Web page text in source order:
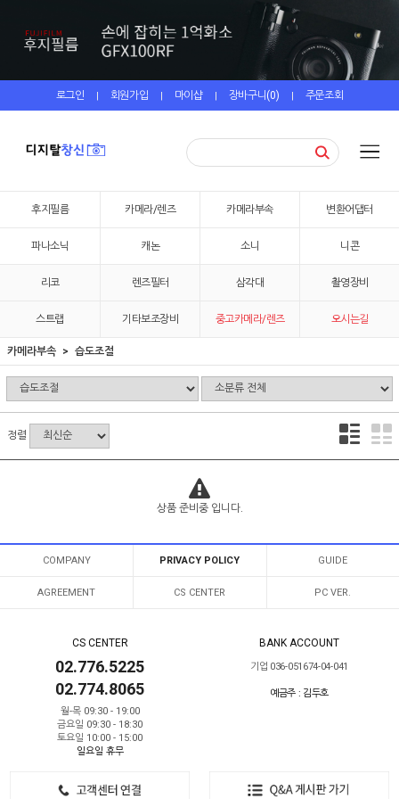
로그인 | 회원가입 | 마이샵 | 장바구니(0) | 주문조회
후지필름 카메라/렌즈 카메라부속 변환어댑터
파나소닉 캐논 소니 니콘
리코 렌즈필터 삼각대 촬영장비
스트랩 기타보조장비 중고카메라/렌즈 오시는길
카메라부속 습도조절
정렬
상품 준비중 입니다.
COMPANY PRIVACY POLICY GUIDE
AGREEMENT CS CENTER PC VER.
CS CENTER
02.776.5225
02.774.8065
월-목 09:30 - 19:00
금요일 09:30 - 18:30
토요일 10:00 - 15:00
일요일 휴무
BANK ACCOUNT
기업 036-051674-04-041
예금주 : 김두호